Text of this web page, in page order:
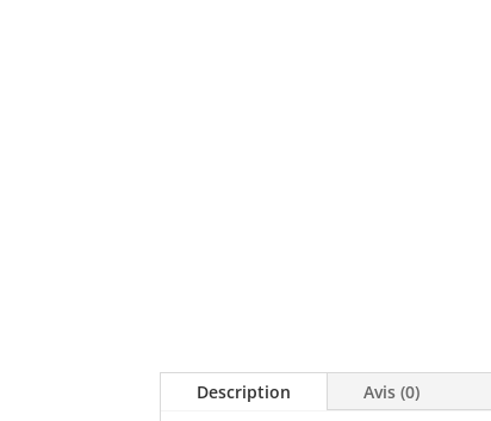
Description Avis (0)